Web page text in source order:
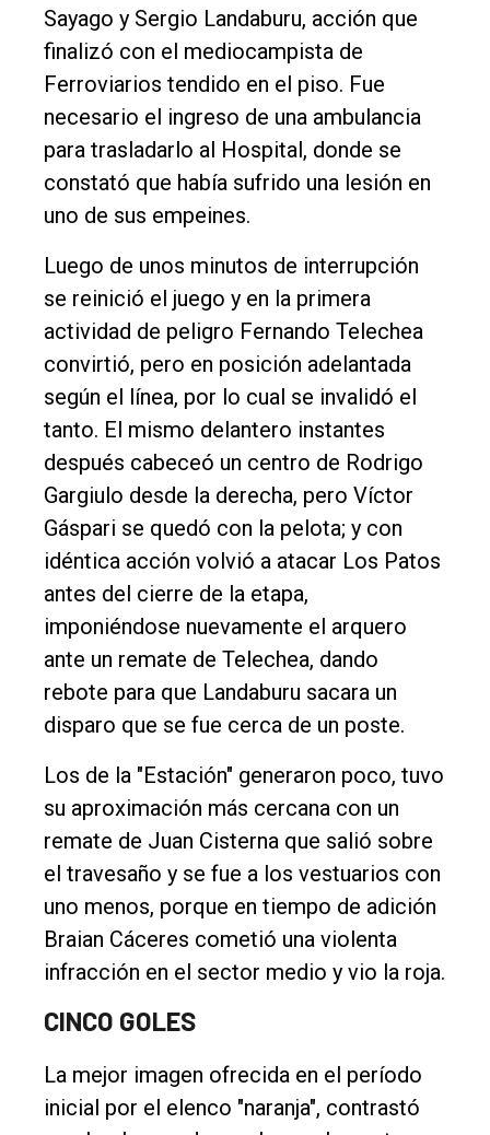
Nosotros
Contacto
Sayago y Sergio Landaburu, acción que
finalizó con el mediocampista de
Ferroviarios tendido en el piso. Fue
necesario el ingreso de una ambulancia
para trasladarlo al Hospital, donde se
constató que había sufrido una lesión en
uno de sus empeines.
Luego de unos minutos de interrupción
se reinició el juego y en la primera
actividad de peligro Fernando Telechea
convirtió, pero en posición adelantada
según el línea, por lo cual se invalidó el
tanto. El mismo delantero instantes
después cabeceó un centro de Rodrigo
Gargiulo desde la derecha, pero Víctor
Gáspari se quedó con la pelota; y con
idéntica acción volvió a atacar Los Patos
antes del cierre de la etapa,
imponiéndose nuevamente el arquero
ante un remate de Telechea, dando
rebote para que Landaburu sacara un
disparo que se fue cerca de un poste.
Los de la "Estación" generaron poco, tuvo
su aproximación más cercana con un
remate de Juan Cisterna que salió sobre
el travesaño y se fue a los vestuarios con
uno menos, porque en tiempo de adición
Braian Cáceres cometió una violenta
infracción en el sector medio y vio la roja.
CINCO GOLES
La mejor imagen ofrecida en el período
inicial por el elenco "naranja", contrastó